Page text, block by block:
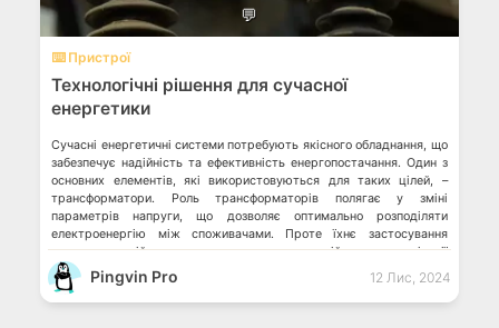
💬
⌨️ Пристрої
Технологічні рішення для сучасної
енергетики
Сучасні енергетичні системи потребують якісного обладнання, що
забезпечує надійність та ефективність енергопостачання. Один з
основних елементів, які використовуються для таких цілей, –
трансформатори. Роль трансформаторів полягає у зміні
параметрів напруги, що дозволяє оптимально розподіляти
електроенергію між споживачами. Проте їхнє застосування
вимагає постійного вдосконалення технологій та модернізації
обладнання, і тут важливим гравцем виступає тме. Для
задоволення […]
Pingvin Pro 12 Лис, 2024